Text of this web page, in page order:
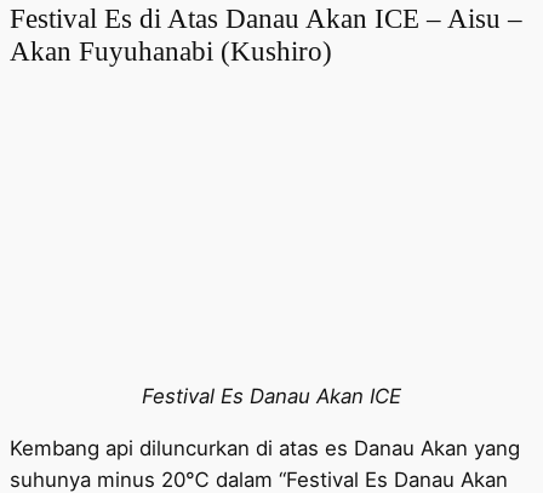
Festival Es di Atas Danau Akan ICE – Aisu –
Akan Fuyuhanabi (Kushiro)
Festival Es Danau Akan ICE
Kembang api diluncurkan di atas es Danau Akan yang
suhunya minus 20℃ dalam “Festival Es Danau Akan